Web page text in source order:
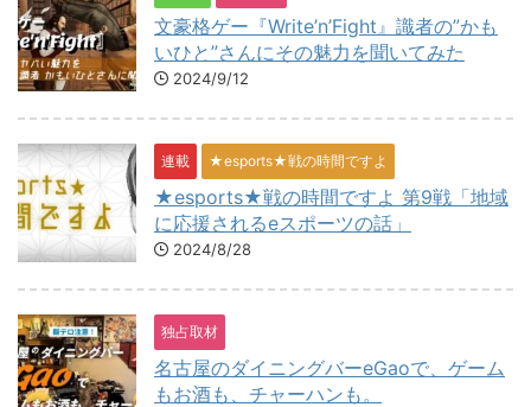
文豪格ゲー『Write’n’Fight』識者の”かも
いひと”さんにその魅力を聞いてみた
2024/9/12
連載 ★esports★戦の時間ですよ
★esports★戦の時間ですよ 第9戦「地域
に応援されるeスポーツの話」
2024/8/28
独占取材
名古屋のダイニングバーeGaoで、ゲーム
もお酒も、チャーハンも。